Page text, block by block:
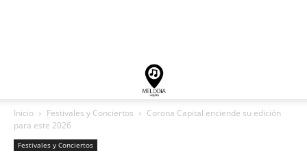
Inicio Festivales y Conciertos
Corona Capital enciende su edición
para este 2026
Festivales y Conciertos